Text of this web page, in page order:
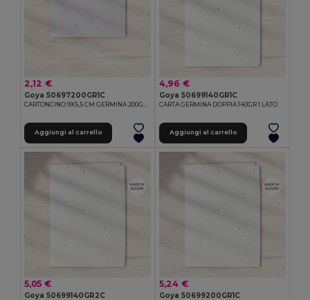
2,12 €
Goya 50697200GR1C
Aggiungi al carrello
4,96 €
Goya 50699140GR1C
CARTA GERMINA DOPPIA 140GR 1 LATO
Aggiungi al carrello
5,05 €
Goya 50699140GR2C
5,24 €
Goya 50699200GR1C